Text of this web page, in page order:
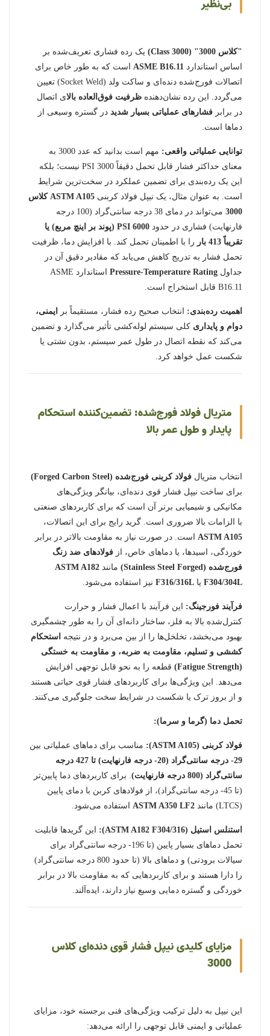
بی‌نظیر
"کلاس 3000" (Class 3000)
یک رده فشاری تعریف‌شده بر
اساس استاندارد ASME B16.11 است که به طور خاص برای
اتصالات فورج‌شده دنده‌ای و ساکت ولد (Socket Weld) تعیین
می‌گردد. این رده نشان‌دهنده ظرفیت فوق‌العاده بالای اتصال
در برابر فشارهای عملیاتی بسیار شدید در گستره وسیعی از
دماها است.
توانایی عملیاتی واقعی:
مهم است بدانید که عدد 3000 به
معنای حداکثر فشار قابل تحمل دقیقاً 3000 PSI نیست؛ بلکه
این یک رده‌بندی برای تضمین عملکرد در سخت‌ترین شرایط
است. به عنوان مثال، یک نیپل فولاد کربنی
ASTM A105 کلاس
3000
می‌تواند در دمای 38 درجه سانتی‌گراد (100 درجه
فارنهایت) فشاری در حدود
6000 PSI (پوند بر اینچ مربع) یا
تقریباً 413 بار
را با اطمینان تحمل کند. با افزایش دما، ظرفیت
تحمل فشار به تدریج کاهش می‌یابد که مقادیر دقیق آن در
جداول Pressure-Temperature Rating
استاندارد ASME
B16.11 قابل استخراج است.
اهمیت رده‌بندی: انتخاب صحیح رده فشار، مستقیماً بر
ایمنی،
دوام و پایداری کلی سیستم لوله‌کشی تأثیر می‌گذارد و تضمین
می‌کند که نقطه اتصال در طول عمر سیستم، بدون نشتی یا
شکست عمل خواهد کرد.
متریال فولاد فورج‌شده: تضمین‌کننده استحکام
پایدار و طول عمر بالا
انتخاب متریال فولاد کربنی فورج‌شده (Forged Carbon Steel)
برای ساخت نیپل فشار قوی دنده‌ای، بیانگر ویژگی‌های
مکانیکی و شیمیایی برتر آن است که برای کاربردهای صنعتی
با الزامات بالا ضروری است. گرید رایج برای این اتصالات،
ASTM A105 است. در صورت نیاز به مقاومت بالاتر در برابر
خوردگی، اسیدها، یا دماهای خاص، از فولادهای ضد زنگ
فورج‌شده (Stainless Steel Forged)
مانند ASTM A182
F304/304L یا F316/316L نیز استفاده می‌شود.
فرآیند فورجینگ: این فرآیند با اعمال فشار و حرارت
کنترل‌شده بالا به فلز، ساختار دانه‌ای آن را به طور چشمگیری
بهبود می‌بخشد، تخلخل‌ها را از بین می‌برد و در نتیجه استحکام
کششی و تسلیم، مقاومت به ضربه، و مقاومت به خستگی
(Fatigue Strength)
قطعه را به نحو قابل توجهی افزایش
می‌دهد. این ویژگی‌ها برای کاربردهای فشار قوی حیاتی هستند
و از بروز ترک یا شکست در شرایط سخت جلوگیری می‌کنند.
تحمل دما (گرما و سرما):
فولاد کربنی (ASTM A105):
مناسب برای دماهای عملیاتی بین
29- درجه سانتی‌گراد (20- درجه فارنهایت) تا 427 درجه
سانتی‌گراد (800 درجه فارنهایت)
. برای کاربردهای دما پایین‌تر
(تا 45- درجه سانتی‌گراد)، از فولادهای کربن با دمای پایین
(LTCS) مانند
ASTM A350 LF2 استفاده می‌شود.
استنلس استیل (ASTM A182 F304/316):
این گریدها قابلیت
تحمل دماهای بسیار پایین (تا 196- درجه سانتی‌گراد برای
سیالات برودتی) و دماهای بالا (تا حدود 800 درجه سانتی‌گراد)
را دارا هستند و برای کاربردهایی که به مقاومت بالا در برابر
خوردگی و گستره دمایی وسیع نیاز دارند، ایده‌آلند.
مزایای کلیدی نیپل فشار قوی دنده‌ای کلاس
3000
این نیپل به دلیل ترکیب ویژگی‌های فنی برجسته خود، مزایای
عملیاتی و ایمنی قابل توجهی را ارائه می‌دهد: